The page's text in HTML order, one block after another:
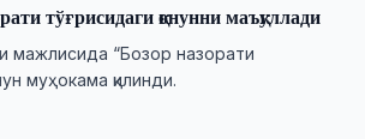
тўғрисидаги қонунни маъқуллади
мажлисида “Бозор назорати
муҳокама қилинди.